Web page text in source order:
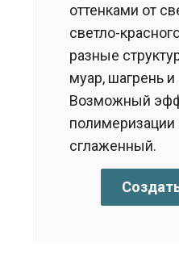
оттенками от
светло-
разные
муар, шагрень и
Возможный
полимеризации
сглаженный.